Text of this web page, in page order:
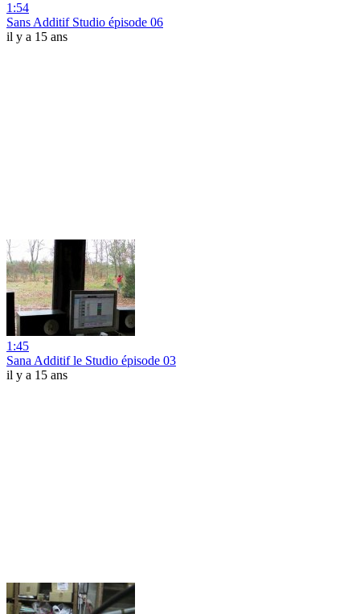
1:54
Sans Additif Studio épisode 06
il y a 15 ans
1:45
Sana Additif le Studio épisode 03
il y a 15 ans